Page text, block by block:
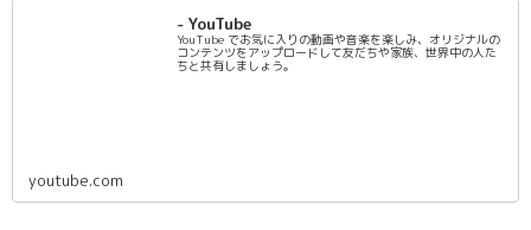
- YouTube
YouTube でお気に入りの動画や音楽を楽しみ、オリジナルの
コンテンツをアップロードして友だちや家族、世界中の人た
ちと共有しましょう。
youtube.com